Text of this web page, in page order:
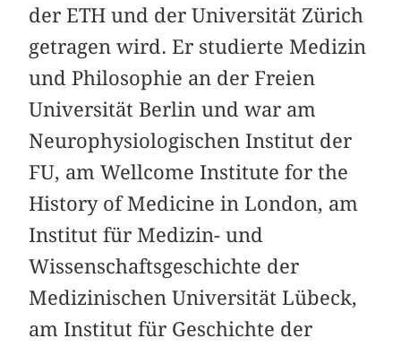
der ETH und der Universität Zürich
getragen wird. Er studierte Medizin
und Philosophie an der Freien
Universität Berlin und war am
Neurophysiologischen Institut der
FU, am Wellcome Institute for the
History of Medicine in London, am
Institut für Medizin- und
Wissenschaftsgeschichte der
Medizinischen Universität Lübeck,
am Institut für Geschichte der